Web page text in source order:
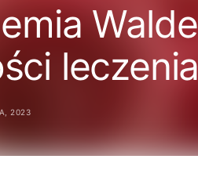
leczenia
2023